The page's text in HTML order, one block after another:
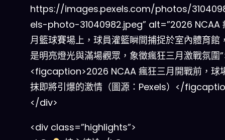
https://images.pexels.com/photos/
els-photo-31040982.jpeg” alt=”2026 NCAA
月籃球賽場上，球員灌籃瞬間捕捉於室內體育館
是明亮燈光與滿場觀眾，象徵瘋狂三月激戰氛圍
<figcaption>2026 NCAA 瘋狂三月開戰前，球
抹即將引爆的激情（圖源：Pexels）</
</div>
<div class=”highlights”>